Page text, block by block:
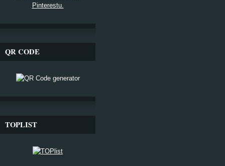
Pinterestu.
QR CODE
TOPLIST